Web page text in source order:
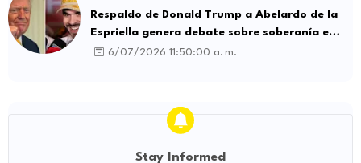
Respaldo de Donald Trump a Abelardo de la
Espriella genera debate sobre soberanía e
influencia internacional
6/07/2026 11:50:00 a. m.
Stay Informed